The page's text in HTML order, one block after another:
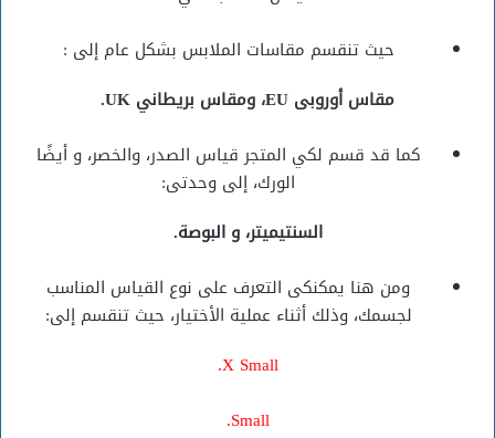
حيث تنقسم مقاسات الملابس بشكل عام إلى :
مقاس أوروبى EU، ومقاس بريطاني UK.
كما قد قسم لكي المتجر قياس الصدر، والخصر، و أيضًا
الورك، إلى وحدتى:
السنتيميتر، و البوصة.
ومن هنا يمكنكى التعرف على نوع القياس المناسب
لجسمك، وذلك أثناء عملية الأختيار، حيث تنقسم إلى:
X Small.
Small.